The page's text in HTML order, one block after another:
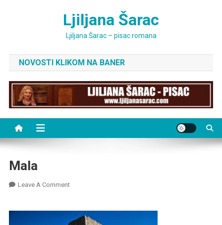
Ljiljana Šarac
Ljiljana Šarac – pisac romana
NOVOSTI KLIKOM NA BANER
Mala
Leave A CommentOn